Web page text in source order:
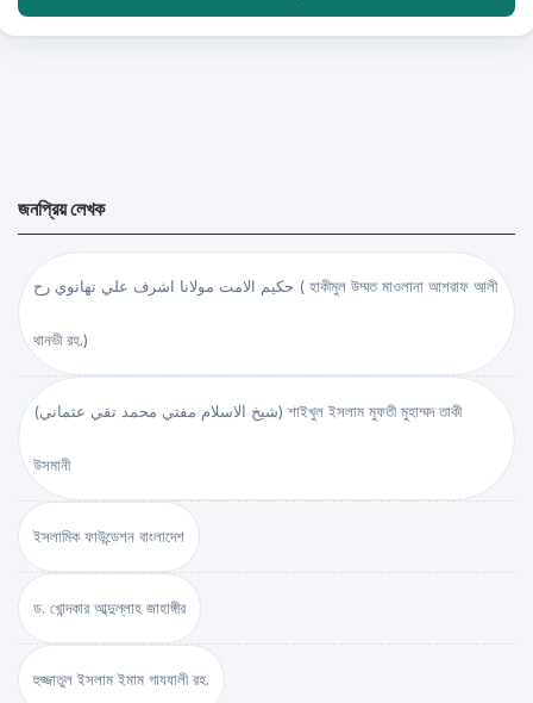
জনপ্রিয় লেখক
حكيم الامت مولانا اشرف علي تهانوي رح ( হাকীমুল উম্মত মাওলানা আশরাফ আলী
থানভী রহ.)
(شيخ الاسلام مفتي محمد تقي عثماني) শাইখুল ইসলাম মুফতী মুহাম্মদ তাকী
উসমানী
ইসলামিক ফাউন্ডেশন বাংলাদেশ
ড. খোন্দকার আব্দুল্লাহ জাহাঙ্গীর
হুজ্জাতুল ইসলাম ইমাম গাযযালী রহ.